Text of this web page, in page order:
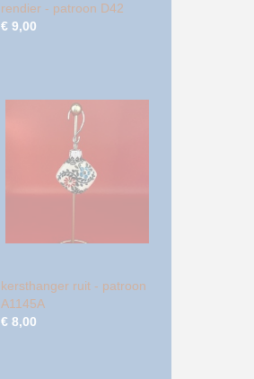
rendier - patroon D42
€ 9,00
kersthanger ruit - patroon
A1145A
€ 8,00